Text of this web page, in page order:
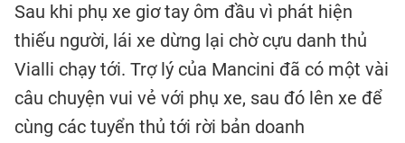
Sau khi phụ xe giơ tay ôm đầu vì phát hiện
thiếu người, lái xe dừng lại chờ cựu danh thủ
Vialli chạy tới. Trợ lý của Mancini đã có một vài
câu chuyện vui vẻ với phụ xe, sau đó lên xe để
cùng các tuyển thủ tới rời bản doanh